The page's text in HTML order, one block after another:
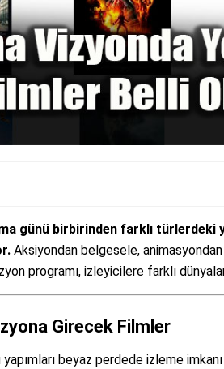
günü birbirinden farklı türlerdeki
Aksiyondan belgesele,
programı, izleyicilere farklı
Girecek Filmler
beyaz perdede izleme